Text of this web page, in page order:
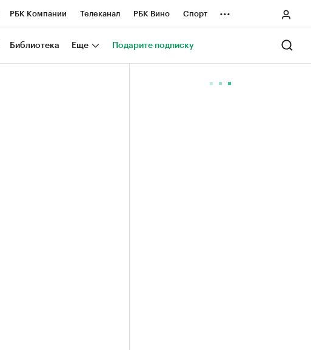
РБК Компании Телеканал РБК Вино Спорт
Национальные проекты Город
...
Библиотека Еще Подарите подписку